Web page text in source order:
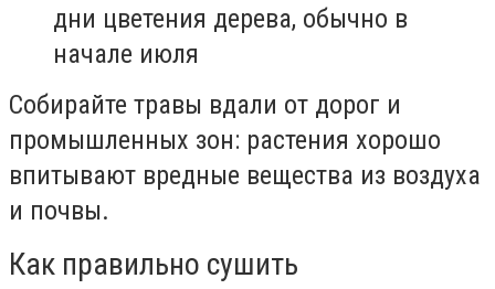
дни цветения дерева, обычно в
начале июля
Собирайте травы вдали от дорог и
промышленных зон: растения хорошо
впитывают вредные вещества из воздуха
и почвы.
Как правильно сушить